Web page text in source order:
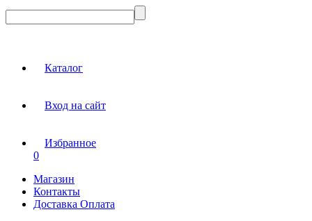
Каталог
Вход на сайт
Избранное
0
Магазин
Контакты
Доставка Оплата